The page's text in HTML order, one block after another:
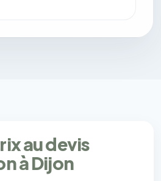
au devis
à Dijon